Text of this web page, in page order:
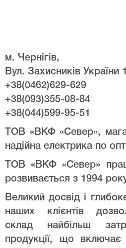
м. Чернігів,
Вул. Захисників України
+38(0462)629-629
+38(093)355-08-84
+38(044)599-95-51
ТОВ «ВКФ «Север»,
надійна електрика по
ТОВ «ВКФ «Север»
розвивається з 1994
Великий досвід і
наших клієнтів
склад найбільш
продукції, що